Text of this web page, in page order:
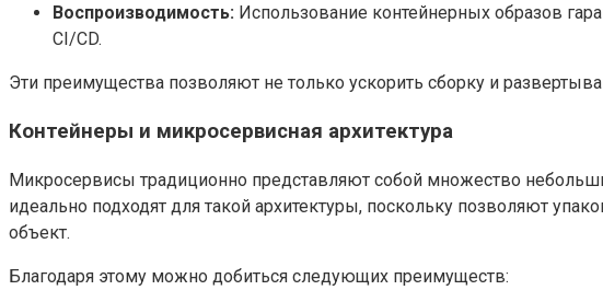
Воспроизводимость: Использование контейнерных образов
CI/CD.
Эти преимущества позволяют не только ускорить сборку и
Контейнеры и микросервисная архитектура
Микросервисы традиционно представляют собой множество
идеально подходят для такой архитектуры, поскольку позволяют
объект.
Благодаря этому можно добиться следующих преимуществ: